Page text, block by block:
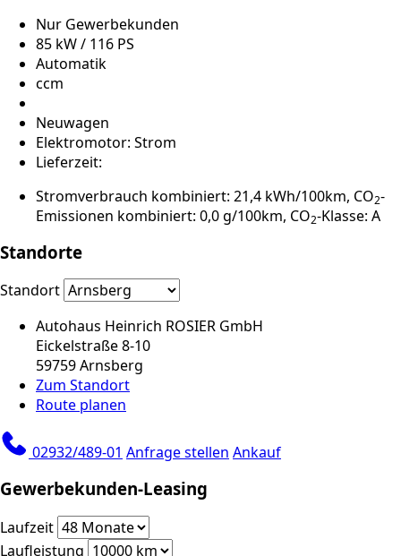
Nur Gewerbekunden
85 kW / 116 PS
Automatik
ccm
Neuwagen
Elektromotor: Strom
Lieferzeit:
Stromverbrauch kombiniert: 21,4 kWh/100km, CO2-
Emissionen kombiniert: 0,0 g/100km, CO2-Klasse: A
Standorte
Standort
Autohaus Heinrich ROSIER GmbH
Eickelstraße 8-10
59759 Arnsberg
Zum Standort
Route planen
02932/489-01 Anfrage stellen Ankauf
Gewerbekunden-Leasing
Laufzeit
Laufleistung